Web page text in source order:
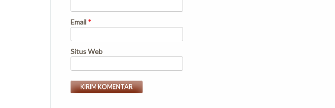
Email *
Situs Web